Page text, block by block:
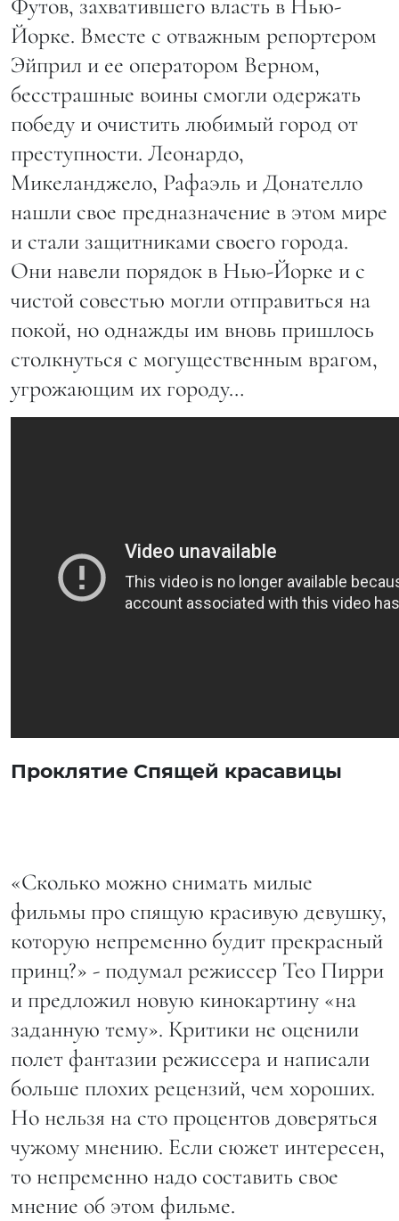
Футов, захватившего власть в Нью-
Йорке. Вместе с отважным репортером
Эйприл и ее оператором Верном,
бесстрашные воины смогли одержать
победу и очистить любимый город от
преступности. Леонардо,
Микеланджело, Рафаэль и Донателло
нашли свое предназначение в этом мире
и стали защитниками своего города.
Они навели порядок в Нью-Йорке и с
чистой совестью могли отправиться на
покой, но однажды им вновь пришлось
столкнуться с могущественным врагом,
угрожающим их городу…
Проклятие Спящей красавицы
«Сколько можно снимать милые
фильмы про спящую красивую девушку,
которую непременно будит прекрасный
принц?» - подумал режиссер Тео Пирри
и предложил новую кинокартину «на
заданную тему». Критики не оценили
полет фантазии режиссера и написали
больше плохих рецензий, чем хороших.
Но нельзя на сто процентов доверяться
чужому мнению. Если сюжет интересен,
то непременно надо составить свое
мнение об этом фильме.